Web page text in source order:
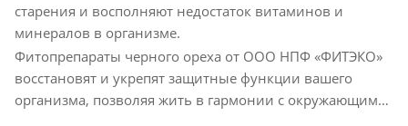
старения и восполняют недостаток витаминов и
минералов в организме.
Фитопрепараты черного ореха от ООО НПФ «ФИТЭКО»
восстановят и укрепят защитные функции вашего
организма, позволяя жить в гармонии с окружающим